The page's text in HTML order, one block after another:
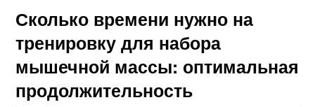
Сколько времени нужно на
тренировку для набора
мышечной массы: оптимальная
продолжительность